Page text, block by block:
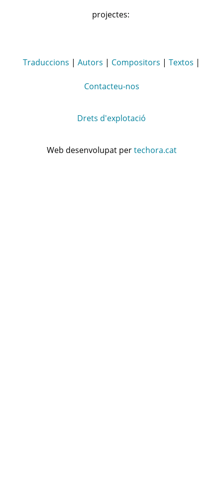
projectes:
Traduccions | Autors | Compositors | Textos |
Contacteu-nos
Drets d'explotació
Web desenvolupat pertechora.cat